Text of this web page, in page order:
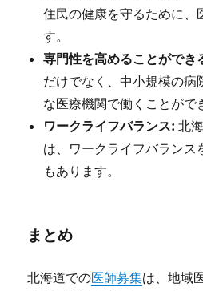
住民の健康を守るために、
す。
専門性を高めることができ
だけでなく、中小規模の病
な医療機関で働くことがで
ワークライフバランス: 北
は、ワークライフバランス
もあります。
まとめ
北海道での医師募集は、地域